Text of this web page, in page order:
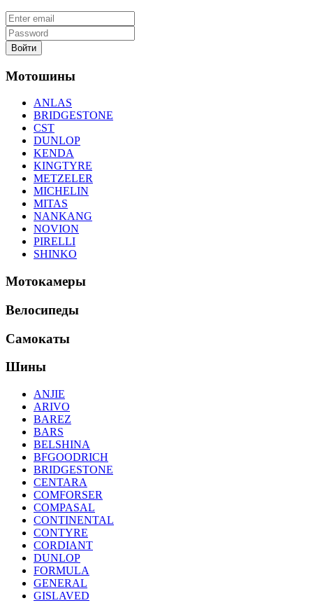
Войти
Мотошины
ANLAS
BRIDGESTONE
CST
DUNLOP
KENDA
KINGTYRE
METZELER
MICHELIN
MITAS
NANKANG
NOVION
PIRELLI
SHINKO
Мотокамеры
Велосипеды
Самокаты
Шины
ANJIE
ARIVO
BAREZ
BARS
BELSHINA
BFGOODRICH
BRIDGESTONE
CENTARA
COMFORSER
COMPASAL
CONTINENTAL
CONTYRE
CORDIANT
DUNLOP
FORMULA
GENERAL
GISLAVED